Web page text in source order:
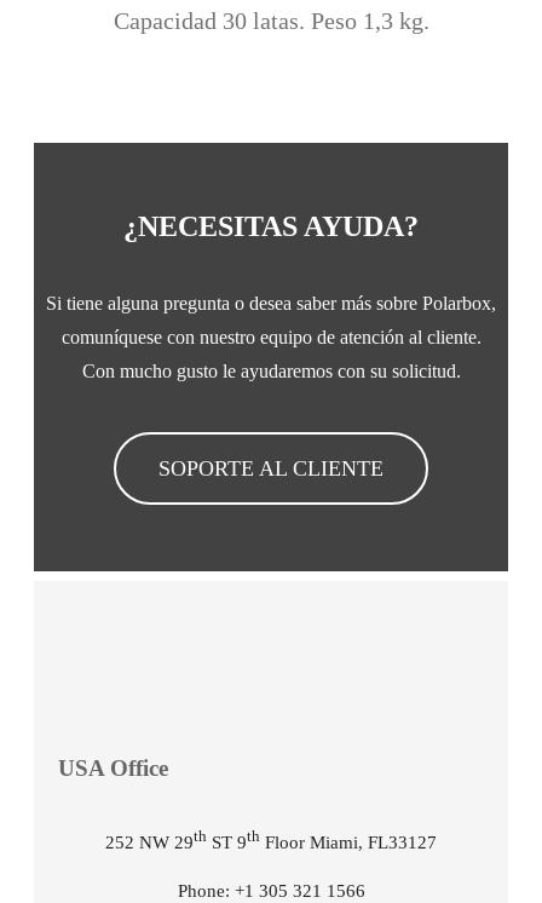
Capacidad 30 latas. Peso 1,3 kg.
¿NECESITAS AYUDA?
Si tiene alguna pregunta o desea saber más sobre Polarbox,
comuníquese con nuestro equipo de atención al cliente.
Con mucho gusto le ayudaremos con su solicitud.
SOPORTE AL CLIENTE
USA Office
252 NW 29th ST 9th Floor Miami, FL33127
Phone: +1 305 321 1566